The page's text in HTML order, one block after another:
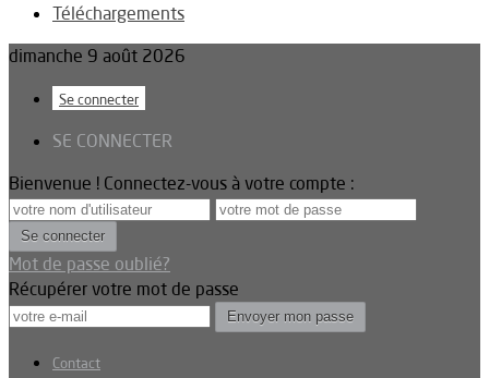
Téléchargements
dimanche 9 août 2026
Se connecter
SE CONNECTER
Bienvenue ! Connectez-vous à votre compte :
Mot de passe oublié?
Récupérer votre mot de passe
Contact